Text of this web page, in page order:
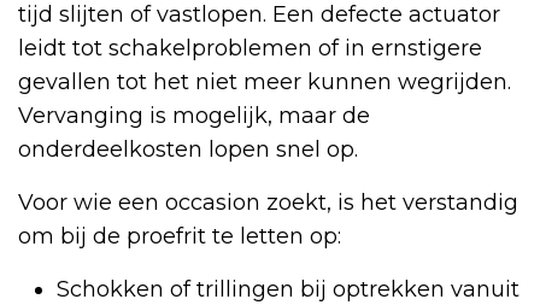
tijd slijten of vastlopen. Een defecte actuator
leidt tot schakelproblemen of in ernstigere
gevallen tot het niet meer kunnen wegrijden.
Vervanging is mogelijk, maar de
onderdeelkosten lopen snel op.
Voor wie een occasion zoekt, is het verstandig
om bij de proefrit te letten op:
Schokken of trillingen bij optrekken vanuit